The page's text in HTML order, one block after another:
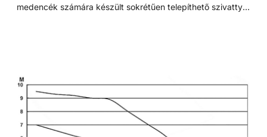
medencék számára készült sokrétűen telepíthető szivattyú.